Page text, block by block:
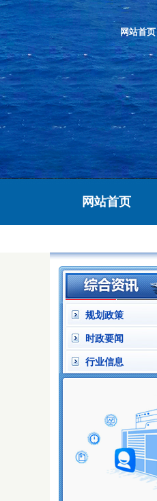
网站首页
网站首页
规划政策
时政要闻
行业信息